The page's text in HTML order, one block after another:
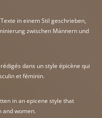
in einem Stil geschrieben,
zwischen Männern und
dans un style épicène qui
et féminin.
in an epicene style that
and women.